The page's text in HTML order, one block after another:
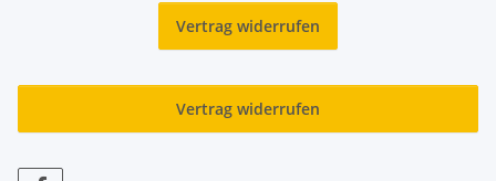
Vertrag widerrufen
Vertrag widerrufen